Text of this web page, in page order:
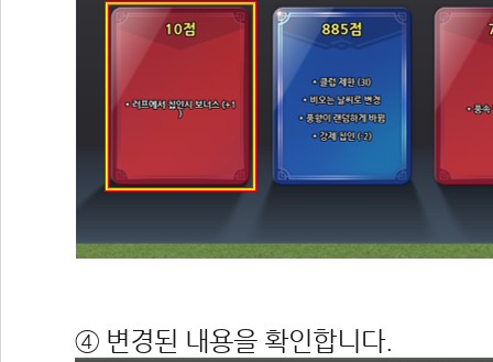
④ 변경된 내용을 확인합니다.